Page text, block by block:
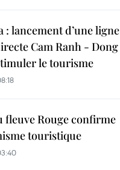
: lancement d’une ligne
Cam Ranh - Dong
le tourisme
fleuve Rouge confirme
touristique